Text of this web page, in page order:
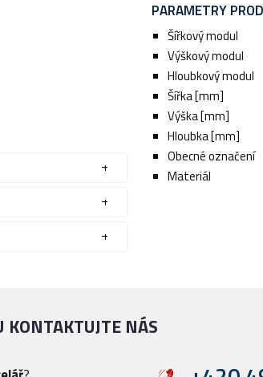
PARAMETRY
Šířkový modul
Výškový modul
Hloubkový modul
Šířka [mm]
Výška [mm]
Hloubka [mm]
Obecné označení
Materiál
NÁS